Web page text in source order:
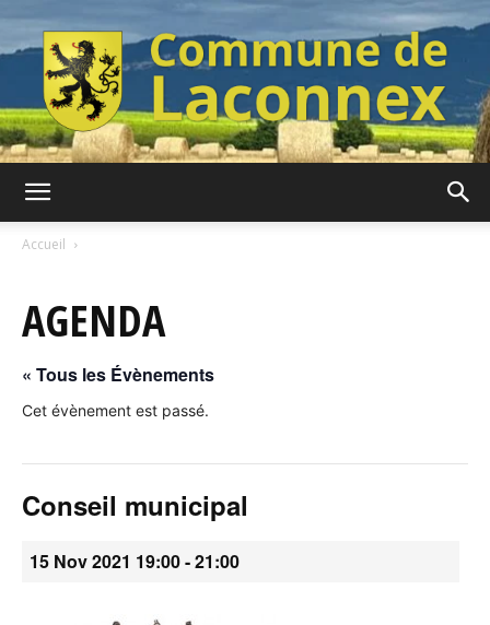
Laconnex
Accueil
AGENDA
« Tous les Évènements
Cet évènement est passé.
Conseil municipal
15 Nov 2021 19:00-21:00